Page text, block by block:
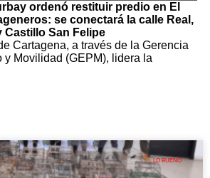
ordenó restituir predio en El
se conectará la calle Real,
San Felipe
Cartagena, a través de la Gerencia
Movilidad (GEPM), lidera la
LO BUENO